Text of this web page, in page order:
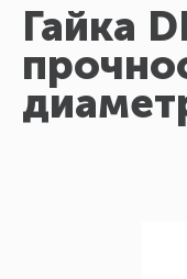
Гайка